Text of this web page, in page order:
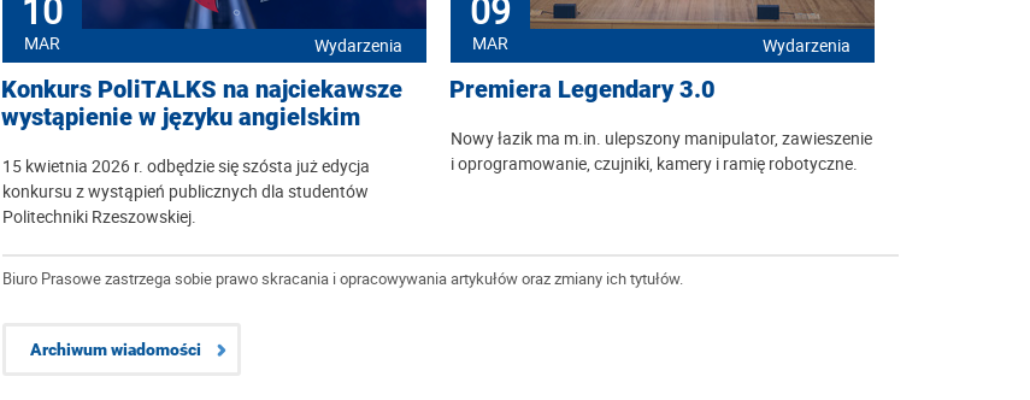
10
MAR Wydarzenia
Konkurs PoliTALKS na najciekawsze
wystąpienie w języku angielskim
15 kwietnia 2026 r. odbędzie się szósta już edycja
konkursu z wystąpień publicznych dla studentów
Politechniki Rzeszowskiej.
09
MAR Wydarzenia
Premiera Legendary 3.0
Nowy łazik ma m.in. ulepszony manipulator, zawieszenie
i oprogramowanie, czujniki, kamery i ramię robotyczne.
Biuro Prasowe zastrzega sobie prawo skracania i opracowywania artykułów oraz zmiany ich tytułów.
Archiwum wiadomości